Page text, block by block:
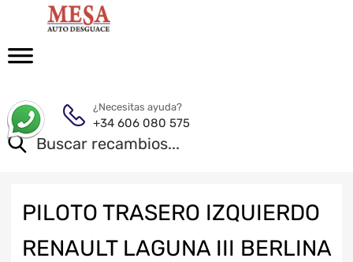
¿Necesitas ayuda?
+34 606 080 575
PILOTO TRASERO IZQUIERDO
RENAULT LAGUNA III BERLINA